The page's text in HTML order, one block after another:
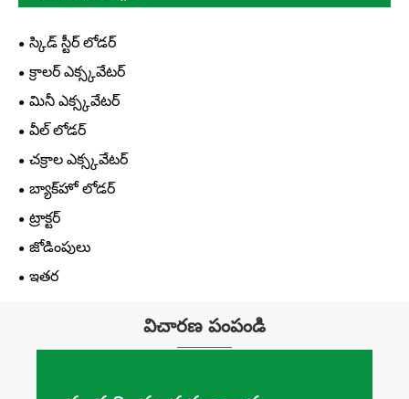
స్కిడ్ స్టీర్ లోడర్
క్రాలర్ ఎక్స్కవేటర్
మినీ ఎక్స్కవేటర్
వీల్ లోడర్
చక్రాల ఎక్స్కవేటర్
బ్యాక్‌హో లోడర్
ట్రాక్టర్
జోడింపులు
ఇతర
విచారణ పంపండి